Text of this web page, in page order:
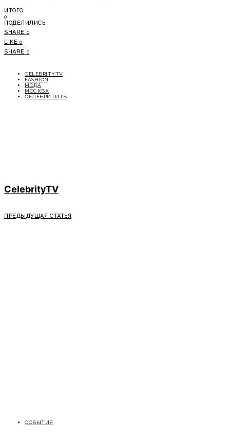
ИТОГО
0
ПОДЕЛИЛИСЬ
SHARE 0
LIKE 0
SHARE 0
CELEBRITYTV
FASHION
МОДА
МОСКВА
СЕЛЕБРИТИТВ
CelebrityTV
ПРЕДЫДУЩАЯ СТАТЬЯ
СОБЫТИЯ